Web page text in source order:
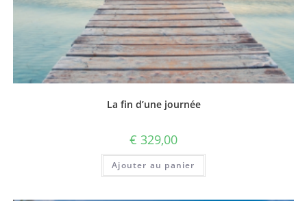
La fin d’une journée
€ 329,00
Ajouter au panier